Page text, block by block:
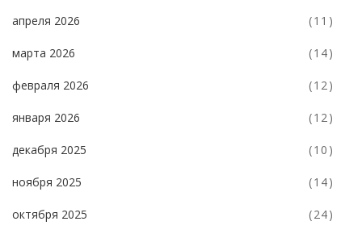
апреля 2026 (11)
марта 2026 (14)
февраля 2026 (12)
января 2026 (12)
декабря 2025 (10)
ноября 2025 (14)
октября 2025 (24)